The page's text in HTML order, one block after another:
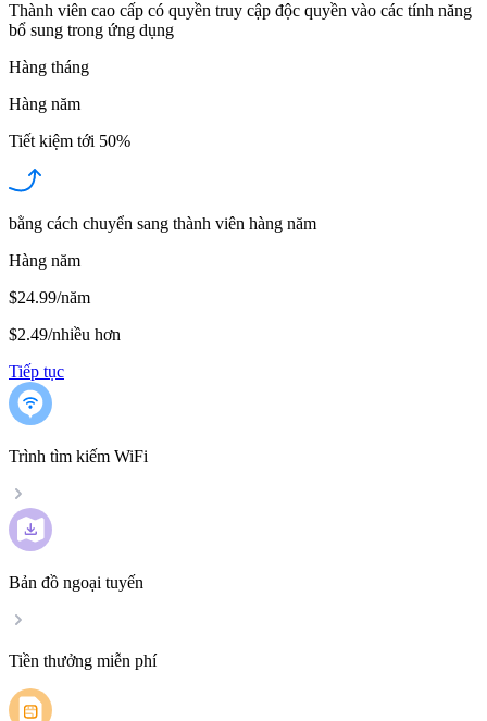
Thành viên cao cấp có quyền truy cập độc quyền vào các tính năng
bổ sung trong ứng dụng
Hàng tháng
Hàng năm
Tiết kiệm tới 50%
bằng cách chuyển sang thành viên hàng năm
Hàng năm
$24.99/năm
$2.49/nhiều hơn
Tiếp tục
Trình tìm kiếm WiFi
Bản đồ ngoại tuyến
Tiền thưởng miễn phí